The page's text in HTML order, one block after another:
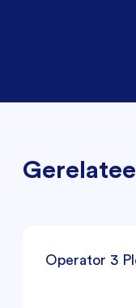
Operator 3